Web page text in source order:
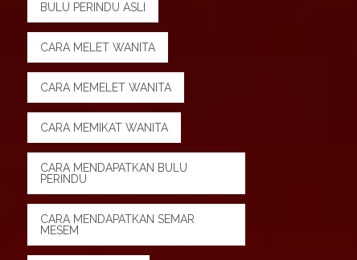
BULU PERINDU ASLI
CARA MELET WANITA
CARA MEMELET WANITA
CARA MEMIKAT WANITA
CARA MENDAPATKAN BULU
PERINDU
CARA MENDAPATKAN SEMAR
MESEM